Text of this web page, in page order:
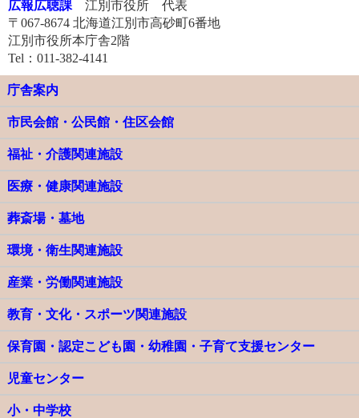
広報広聴課 江別市役所 代表
〒067-8674 北海道江別市高砂町6番地
江別市役所本庁舎2階
Tel：011-382-4141
庁舎案内
市民会館・公民館・住区会館
福祉・介護関連施設
医療・健康関連施設
葬斎場・墓地
環境・衛生関連施設
産業・労働関連施設
教育・文化・スポーツ関連施設
保育園・認定こども園・幼稚園・子育て支援センター
児童センター
小・中学校